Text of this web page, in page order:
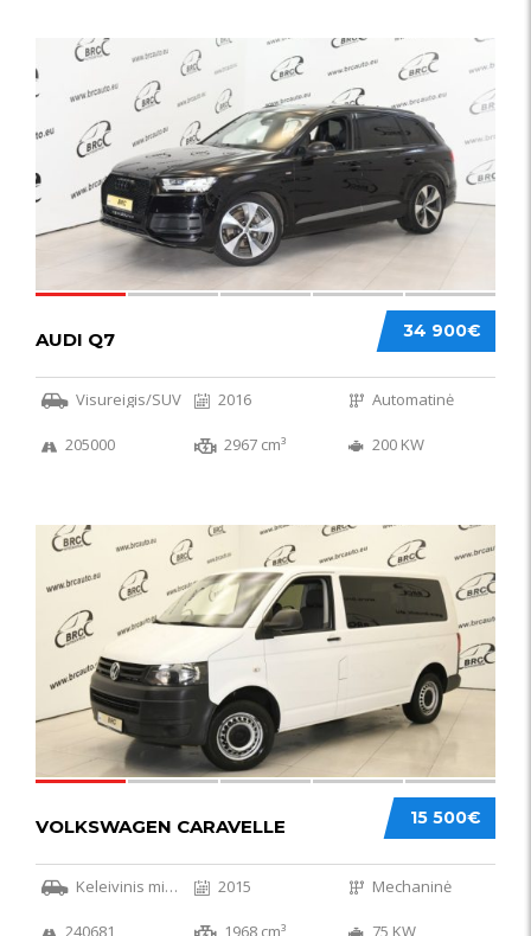
56
34 900€
AUDI Q7
Visureigis/SUV 2016 Automatinė
205000 2967 cm³ 200 KW
36
15 500€
VOLKSWAGEN CARAVELLE
Keleivinis mikroautobusas 2015 Mechaninė
240681 1968 cm³ 75 KW